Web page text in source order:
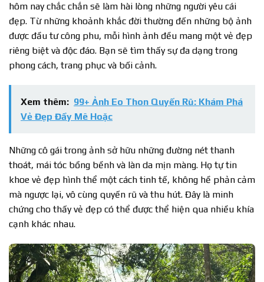
hôm nay chắc chắn sẽ làm hài lòng những người yêu cái
đẹp. Từ những khoảnh khắc đời thường đến những bộ ảnh
được đầu tư công phu, mỗi hình ảnh đều mang một vẻ đẹp
riêng biệt và độc đáo. Bạn sẽ tìm thấy sự đa dạng trong
phong cách, trang phục và bối cảnh.
Xem thêm: 99+ Ảnh Eo Thon Quyến Rũ: Khám Phá
Vẻ Đẹp Đầy Mê Hoặc
Những cô gái trong ảnh sở hữu những đường nét thanh
thoát, mái tóc bồng bềnh và làn da mịn màng. Họ tự tin
khoe vẻ đẹp hình thể một cách tinh tế, không hề phản cảm
mà ngược lại, vô cùng quyến rũ và thu hút. Đây là minh
chứng cho thấy vẻ đẹp có thể được thể hiện qua nhiều khía
cạnh khác nhau.